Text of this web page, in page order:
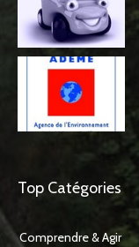
Top Catégories
Comprendre & Agir